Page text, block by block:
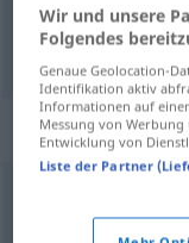
uväzniť,zavrieť
Wir und unsere
Folgendes
Genaue Geolocation-
Identifikation aktiv
Informationen auf
Messung von
Entwicklung von
Liste der Partner